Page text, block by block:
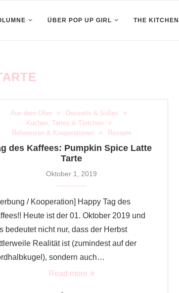
ÜBER POP UP GIRL THE
Aus dem Ofen
Desserts & Süßes
Kuchen, Tartes & Törtchen
Referenzen & Kooperationen
Rezepte
des Kaffees: Pumpkin Spice Latte
Tarte
Oktober 1, 2019
/ Kooperation] Happy Tag des
Heute ist der 01. Oktober 2019 und
bedeutet nicht nur, dass der Herbst
Realität ist (zumindest auf der
sondern auch…
Read more